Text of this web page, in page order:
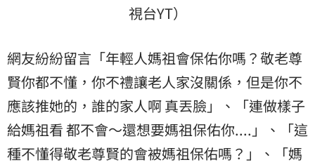
視台YT）
網友紛紛留言「年輕人媽祖會保佑你嗎？敬老尊
賢你都不懂，你不禮讓老人家沒關係，但是你不
應該推她的，誰的家人啊 真丟臉」、「連做樣子
給媽祖看 都不會～還想要媽祖保佑你....」、「這
種不懂得敬老尊賢的會被媽祖保佑嗎？」、「媽